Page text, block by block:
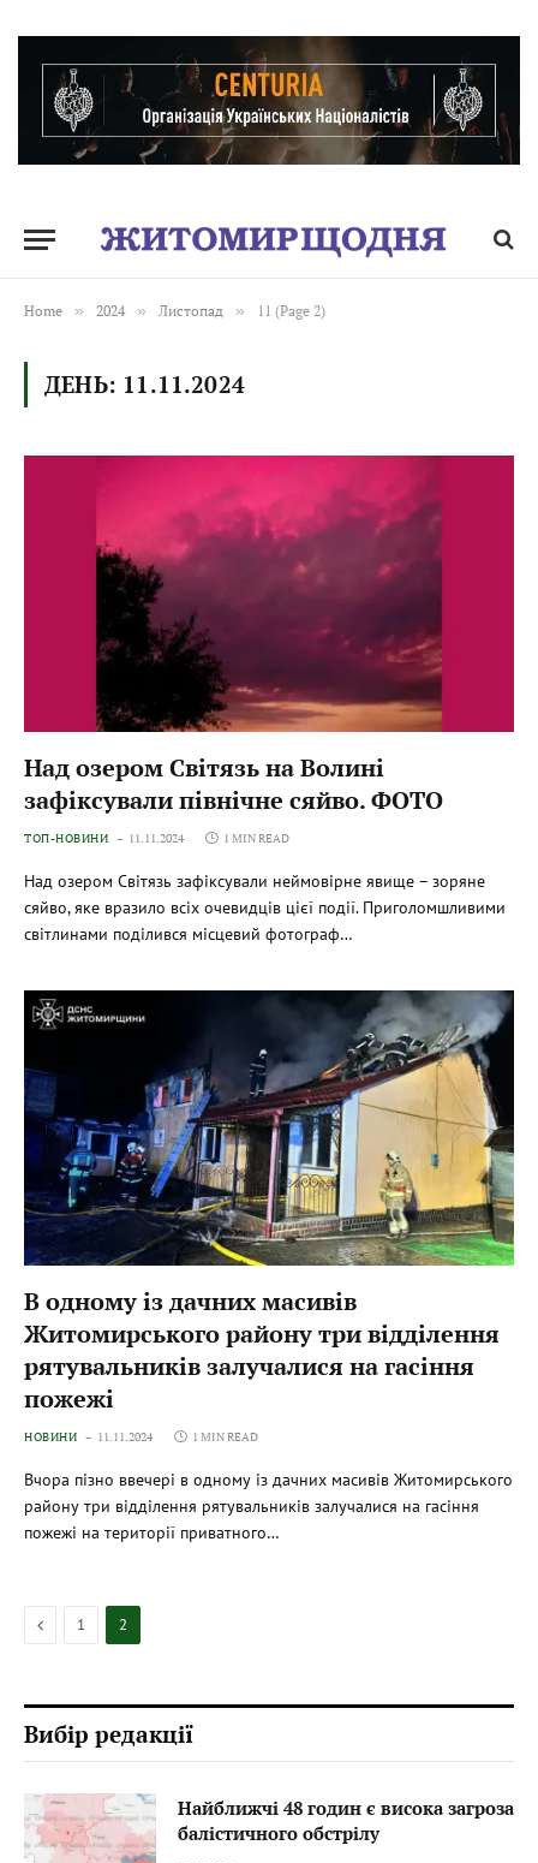
Home » 2024 » Листопад » 11 (Page 2)
ДЕНЬ: 11.11.2024
Над озером Світязь на Волині
зафіксували північне сяйво. ФОТО
ТОП-НОВИНИ 11.11.2024 1 MIN READ
Над озером Світязь зафіксували неймовірне явище – зоряне
сяйво, яке вразило всіх очевидців цієї події. Приголомшливими
світлинами поділився місцевий фотограф…
В одному із дачних масивів
Житомирського району три відділення
рятувальників залучалися на гасіння
пожежі
НОВИНИ 11.11.2024 1 MIN READ
Вчора пізно ввечері в одному із дачних масивів Житомирського
району три відділення рятувальників залучалися на гасіння
пожежі на території приватного…
Previous
1 2
Вибір редакції
Найближчі 48 годин є висока загроза
балістичного обстрілу